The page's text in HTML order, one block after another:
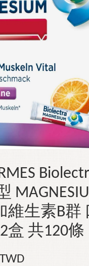
維生素B群
盒 共120條